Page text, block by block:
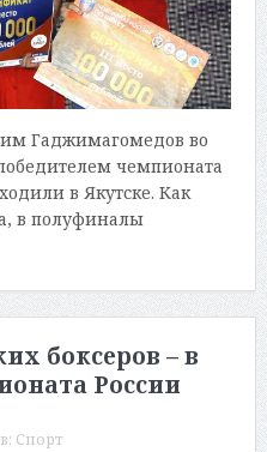
Гаджимагомедов во
чемпионата
в Якутске. Как
в полуфиналы
боксеров – в
России
в: Спорт